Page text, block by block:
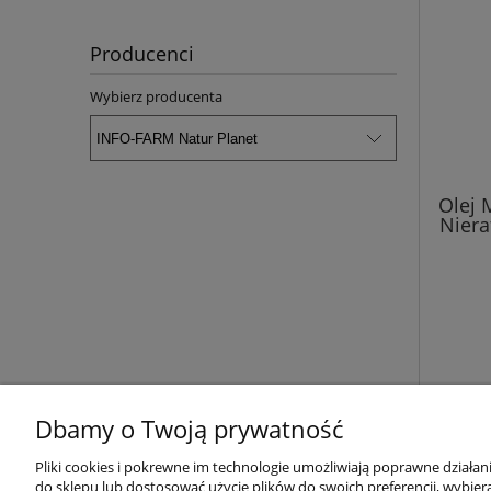
Producenci
Wybierz producenta
Olej
Pomoc Moje konto
Dbamy o Twoją prywatność
Pliki cookies i pokrewne im technologie umożliwiają poprawne
do sklepu lub dostosować użycie plików do swoich preferencji,